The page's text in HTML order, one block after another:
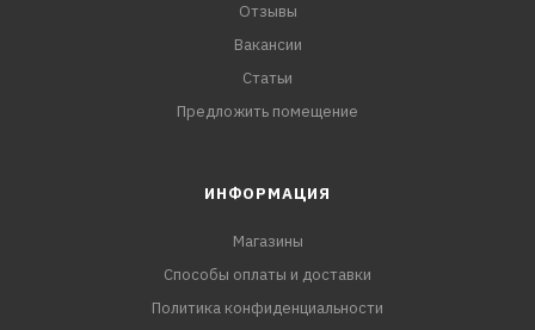
Отзывы
Вакансии
Статьи
Предложить помещение
ИНФОРМАЦИЯ
Магазины
Способы оплаты и доставки
Политика конфиденциальности